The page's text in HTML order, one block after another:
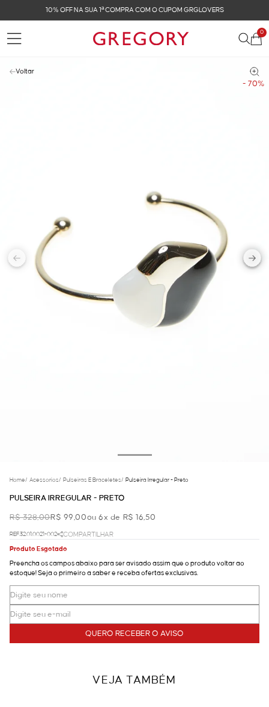
10% OFF NA SUA 1ª COMPRA COM O CUPOM GRGLOVERS
0
- 70%
Voltar
Home/ Acessorios/ Pulseiras E Braceletes/ Pulseira Irregular - Preto
PULSEIRA IRREGULAR - PRETO
R$ 328,00R$ 99,00ou 6x de R$ 16,50
REF.32.01.0021-002
COMPARTILHAR
Produto Esgotado
Preencha os campos abaixo para ser avisado assim que o produto voltar ao
estoque! Seja o primeiro a saber e receba ofertas exclusivas.
QUERO RECEBER O AVISO
VEJA TAMBÉM